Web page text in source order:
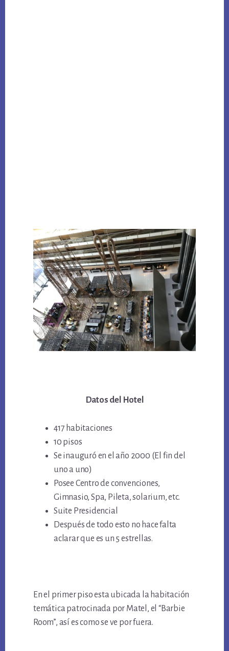
Datos del Hotel
417 habitaciones
10 pisos
Se inauguró en el año 2000 (El fin del
uno a uno)
Posee Centro de convenciones,
Gimnasio, Spa, Pileta, solarium, etc.
Suite Presidencial
Después de todo esto no hace falta
aclarar que es un 5 estrellas.
En el primer piso esta ubicada la habitación
temática patrocinada por Matel, el “Barbie
Room”, así es como se ve por fuera.